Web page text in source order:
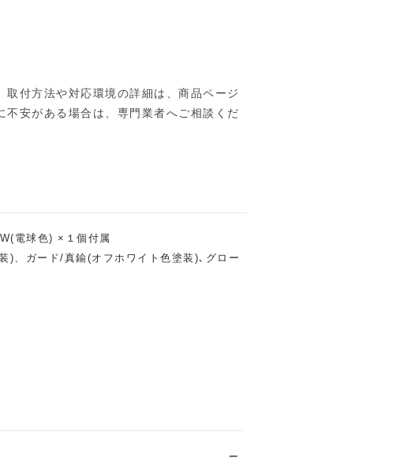
付方法や対応環境の詳細は、商品ページ
安がある場合は、専門業者へご相談くだ
電球色) ×１個付属
、ガード/真鍮(オフホワイト色塗装)､グロー